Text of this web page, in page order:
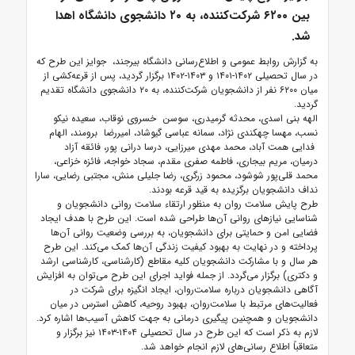
بین ۶۲۰۰ شرکت‌کننده، به ۲۰ دانشجوی دانشگاه اهدا
شد.
به گزارش روابط عمومی و اطلاع‌رسانی دانشگاه بیرجند، جوایز این طرح که
در سال تحصیلی ۱۴۰۲-۱۴۰۱ و ۱۴۰۳-۱۴۰۲ برگزار گردید، پس از قرعه‌کشی از
میان ۶۲۰۰ نفر از دانشجویان شرکت‌کننده، به ۲۰ دانشجوی دانشگاه تقدیم
گردید.
الهه بنی اسدی، محدثه گرمیدری، سوسن خسروی نوقاب، سعیده نیکو
نسب، مهسا چهکندی نژاد، سمانه عباسی گیوشاد، امیررضا برومند، الهام
فدایی همت آباد، محمد مهدی میرزایی، درسا درانی پور، فائقه آزاد
درمیان، مریم بیجاری، فاطمه صفری مقدم، سجاد خواجه، فائزه خزاعی،
محمد قلی‌پور شوشود، محمود زرگری، رضا جلیلی منش، مجتبی رضایی، سارا
نداف دانشجویان برگزیده به قید قرعه بودند.
طرح پایش سلامت روان به منظور ارتقاء سلامت روانی دانشجویان و
شناسایی نیازهای روانی آن‌ها طراحی شده است. این طرح با هدف ایجاد
فضایی امن و حمایتی برای دانشجویان، به بررسی وضعیت روانی آن‌ها
پرداخته و در نهایت به بهبود کیفیت زندگی آن‌ها کمک می‌کند. این طرح
هر سال و با مشارکت دانشجویان کلیه مقاطع (کارشناسی، کارشناسی ارشد
و دکتری) برگزار می‌گردد. از جمله فواید اجرای این طرح می‌توان به افزایش
آگاهی دانشجویان درباره سلامت‌روان، ایجاد انگیزه برای شرکت در
فعالیت‌های مرتبط با سلامت‌روان، بهبود روحیه، کاهش استرس در میان
دانشجویان و همچنین پیگیری درمانی به جهت کاهش آسیب‌ها اشاره کرد.
لازم به ذکر است که این طرح در سال تحصیلی ۱۴۰۴-۱۴۰۳ نیز برگزار و
متعاقباً اطلاع رسانی‌های لازم انجام خواهد شد.